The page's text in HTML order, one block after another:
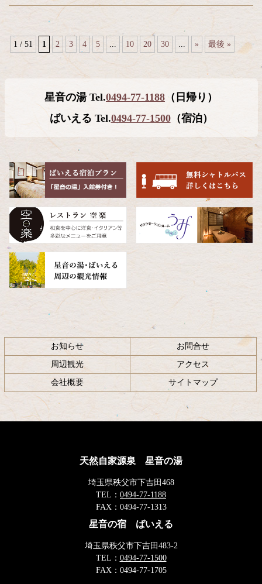
1 / 51 1 2 3 4 5 ... 10 20 30 ... »
最後 »
頭
へ
戻
る
星音の湯 Tel.0494-77-1188 （日帰り）
ばいえる Tel.0494-77-1500（宿泊）
お知らせ お問合せ
周辺観光 アクセス
会社概要 サイトマップ
天然自家源泉 星音の湯
埼玉県秩父市下吉田468
TEL： 0494-77-1188
FAX： 0494-77-1313
星音の宿 ばいえる
埼玉県秩父市下吉田483-2
TEL： 0494-77-1500
FAX： 0494-77-1705